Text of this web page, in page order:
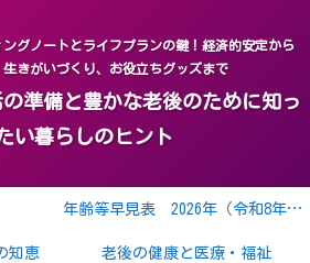
グノートとライフプランの鍵！経済的安定から
生きがいづくり、お役立ちグッズまで
の準備と豊かな老後のために知っ
い暮らしのヒント
年齢等早見表 2026年（令和8年） 2027年（令和9年）
知恵 老後の健康と医療・福祉